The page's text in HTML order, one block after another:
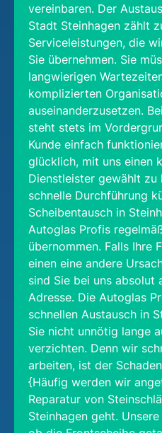
vereinbaren. Der
Stadt Steinhagen zählt
Serviceleistungen, die
Sie übernehmen. Sie
langwierigen
komplizierten
auseinanderzusetzen.
steht stets im
Kunde einfach
glücklich, mit uns einen
Dienstleister gewählt zu
schnelle Durchführung
Scheibentausch in
Autoglas Profis
übernommen. Falls Ihre
einen eine andere
sind Sie bei uns absolut
Adresse. Die Autoglas
schnellen Austausch in
Sie nicht unnötig lange
verzichten. Denn wir
arbeiten, ist der
{Häufig werden wir
Reparatur von
Steinhagen geht.